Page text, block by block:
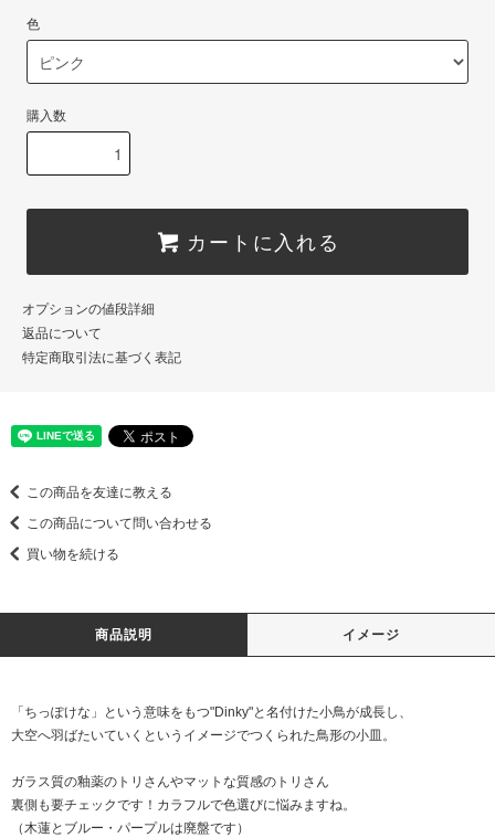
色
購入数
カートに入れる
オプションの値段詳細
返品について
特定商取引法に基づく表記
この商品を友達に教える
この商品について問い合わせる
買い物を続ける
商品説明 イメージ
「ちっぽけな」という意味をもつ"Dinky"と名付けた小鳥が成長し、
大空へ羽ばたいていくというイメージでつくられた鳥形の小皿。
ガラス質の釉薬のトリさんやマットな質感のトリさん
裏側も要チェックです！カラフルで色選びに悩みますね。
（木蓮とブルー・パープルは廃盤です）